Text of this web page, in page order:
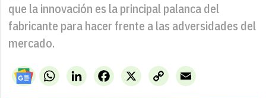
que la innovación es la principal palanca del
fabricante para hacer frente a las adversidades del
mercado.
WhatsAppLinkedIn X
Facebook
Copy
Link
Email